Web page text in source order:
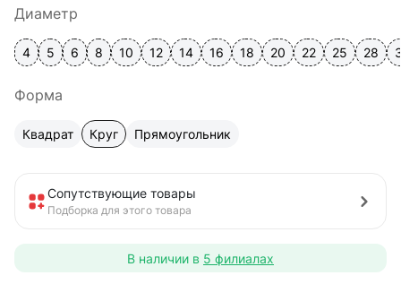
Диаметр
4 5 6 8 10 12 14 16 18 20 22 25 28
Форма
Квадрат Круг Прямоугольник
Сопутствующие товары
Подборка для этого товара
В наличии в 5 филиалах